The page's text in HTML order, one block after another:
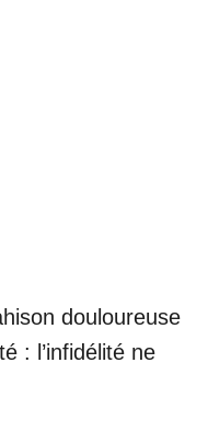
douloureuse
: l’infidélité ne